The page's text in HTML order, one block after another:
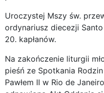
Uroczystej Mszy św.
ordynariusz diecezji
20. kapłanów.
Na zakończenie liturgii
pieśń ze Spotkania
Pawłem II w Rio de